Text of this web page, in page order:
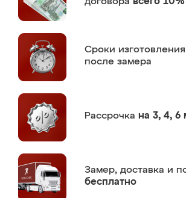
Сроки изготовления
после замера
Рассрочка на 3, 4, 6
Замер, доставка и
бесплатно